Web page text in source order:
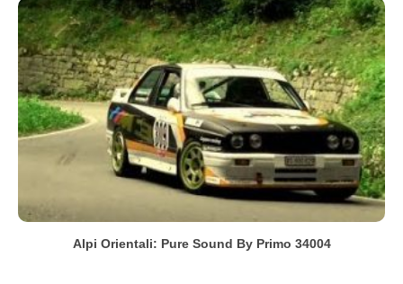
Alpi Orientali: Pure Sound By Primo 34004